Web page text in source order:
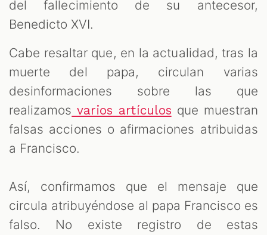
del fallecimiento de su antecesor,
Benedicto XVI.
Cabe resaltar que, en la actualidad, tras la
muerte del papa, circulan varias
desinformaciones sobre las que
realizamos varios artículos que muestran
falsas acciones o afirmaciones atribuidas
a Francisco.
Así, confirmamos que el mensaje que
circula atribuyéndose al papa Francisco es
falso. No existe registro de estas